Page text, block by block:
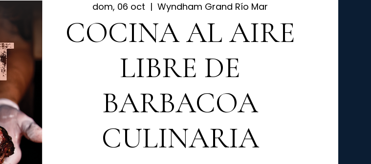
dom, 06 oct
  |
Wyndham Grand Río Mar
COCINA AL AIRE
LIBRE DE
BARBACOA
CULINARIA